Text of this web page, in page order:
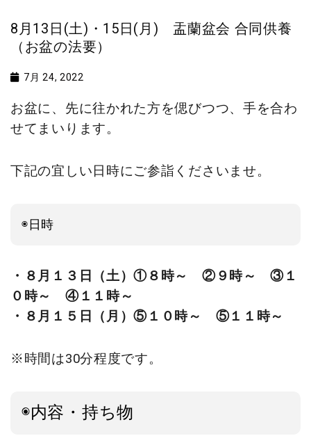
8月13日(土)・15日(月) 盂蘭盆会 合同供養
（お盆の法要）
7月 24, 2022
お盆に、先に往かれた方を偲びつつ、手を合わ
せてまいります。
下記の宜しい日時にご参詣くださいませ。
◉日時
・８月１３日（土）①８時～ ②９時～ ③１
０時～ ④１１時～
・８月１５日（月）⑤１０時～ ⑤１１時～
※時間は30分程度です。
◉内容・持ち物